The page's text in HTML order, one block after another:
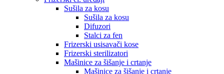
Sušila za kosu
Sušila za kosu
Difuzori
Stalci za fen
Frizerski usisavači kose
Frizerski sterilizatori
Mašinice za šišanje i crtanje
Mašinice za šišanje i crtanje